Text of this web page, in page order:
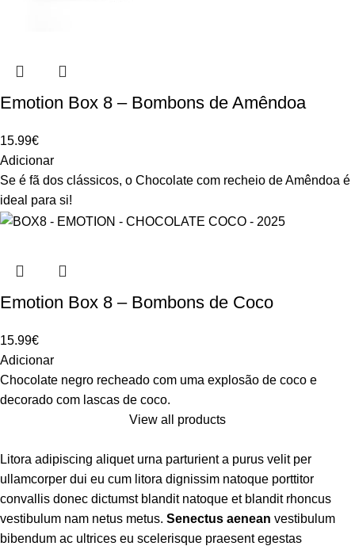
Emotion Box 8 – Bombons de Amêndoa
15.99€
Adicionar
Se é fã dos clássicos, o Chocolate com recheio de Amêndoa é
ideal para si!
Emotion Box 8 – Bombons de Coco
15.99€
Adicionar
Chocolate negro recheado com uma explosão de coco e
decorado com lascas de coco.
View all products
Litora adipiscing aliquet urna parturient a purus velit per
ullamcorper dui eu cum litora dignissim natoque porttitor
convallis donec dictumst blandit natoque et blandit rhoncus
vestibulum nam netus metus. Senectus aenean vestibulum
bibendum ac ultrices eu scelerisque praesent egestas